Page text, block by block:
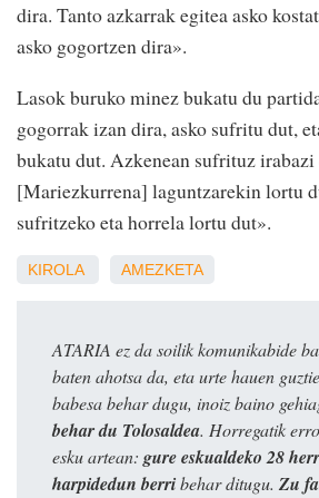
dira. Tanto azkarrak egitea asko
asko gogortzen dira».
Lasok buruko minez bukatu du
gogorrak izan dira, asko sufritu dut,
bukatu dut. Azkenean sufrituz irabazi
[Mariezkurrena] laguntzarekin lortu
sufritzeko eta horrela lortu dut».
KIROLA AMEZKETA
ATARIA ez da soilik komunikabide
baten ahotsa da, eta urte hauen
babesa behar dugu, inoiz baino
behar du Tolosaldea. Horregatik
esku artean: gure eskualdeko 28
harpidedun berribehar ditugu. Zu